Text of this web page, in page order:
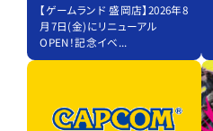
【ゲームランド 盛岡店】2026年8
月7日(金)にリニューアル
OPEN！記念イベ...